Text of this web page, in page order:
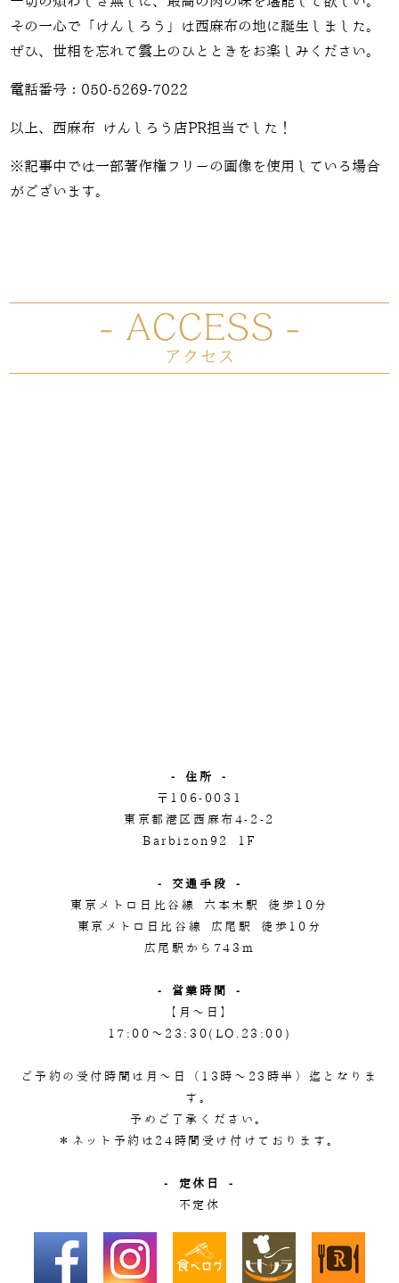
その一心で「けんしろう」は西麻布の地に誕生しました。
ぜひ、世相を忘れて雲上のひとときをお楽しみください。
電話番号：050-5269-7022
以上、西麻布 けんしろう店PR担当でした！
※記事中では一部著作権フリーの画像を使用している場合
がございます。
- 住所 -
〒106-0031
東京都港区西麻布4-2-2
Barbizon92 1F
- 交通手段 -
東京メトロ日比谷線 六本木駅 徒歩10分
東京メトロ日比谷線 広尾駅 徒歩10分
広尾駅から743m
- 営業時間 -
【月～日】
17:00～23:30(LO.23:00)
ご予約の受付時間は月～日（13時～23時半）迄となりま
す。
予めご了承ください。
＊ネット予約は24時間受け付けております。
- 定休日 -
不定休